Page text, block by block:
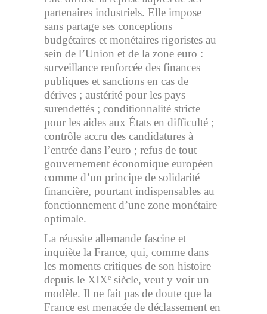
partenaires industriels. Elle impose
sans partage ses conceptions
budgétaires et monétaires rigoristes au
sein de l’Union et de la zone euro :
surveillance renforcée des finances
publiques et sanctions en cas de
dérives ; austérité pour les pays
surendettés ; conditionnalité stricte
pour les aides aux États en difficulté ;
contrôle accru des candidatures à
l’entrée dans l’euro ; refus de tout
gouvernement économique européen
comme d’un principe de solidarité
financière, pourtant indispensables au
fonctionnement d’une zone monétaire
optimale.
La réussite allemande fascine et
inquiète la France, qui, comme dans
les moments critiques de son histoire
depuis le XIXe siècle, veut y voir un
modèle. Il ne fait pas de doute que la
France est menacée de déclassement en